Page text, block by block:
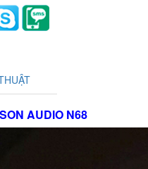
AUDIO N68